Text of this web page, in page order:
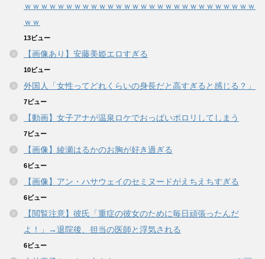
ｗｗｗｗｗｗｗｗｗｗｗｗｗｗｗｗｗｗｗｗｗｗｗｗｗｗｗｗ
ｗｗ
13ビュー
【画像あり】安藤美姫エロすぎる
10ビュー
外国人「女性ってどれくらいの身長だと高すぎると感じる？」
7ビュー
【動画】女子アナが温泉ロケでおっぱいポロリしてしまう
7ビュー
【画像】綾瀬はるかのお胸が好き過ぎる
6ビュー
【画像】アン・ハサウェイのセミヌードがえちえちすぎる
6ビュー
【閲覧注意】彼氏「重症の彼女のために毎日頑張ったんだ
よ！」→退院後、担当の医師と浮気される
6ビュー